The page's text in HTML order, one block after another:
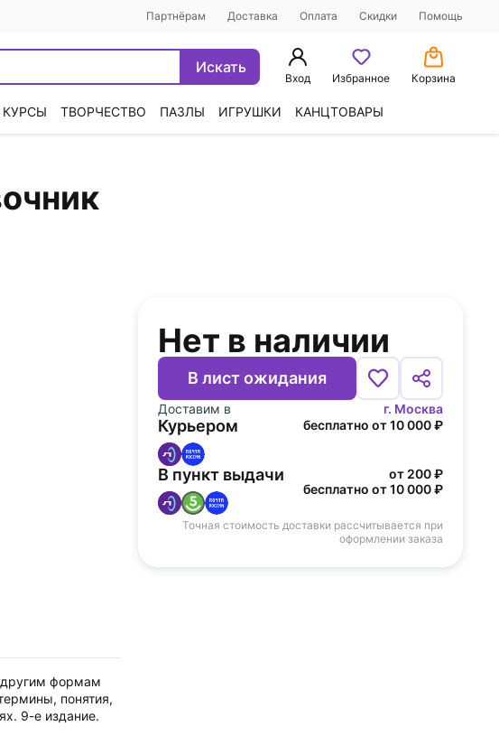
Партнёрам Доставка Оплата Скидки Помощь
Искать
Вход Избранное Корзина
ТВОРЧЕСТВО ПАЗЛЫ ИГРУШКИ КАНЦТОВАРЫ
Нет в наличии
В лист ожидания
Доставим в г. Москва
Курьером бесплатно от 10 000 ₽
В пункт выдачи
от 200 ₽
бесплатно от 10 000 ₽
Точная стоимость доставки рассчитывается при
оформлении заказа
другим формам
понятия,
9-е издание.